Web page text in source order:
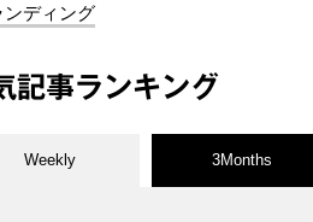
ンディング
記事ランキング
Weekly 3Months